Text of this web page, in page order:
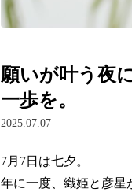
願いが叶う夜
一歩を。
2025.07.07
7月7日は七夕。
年に一度、織姫と彦